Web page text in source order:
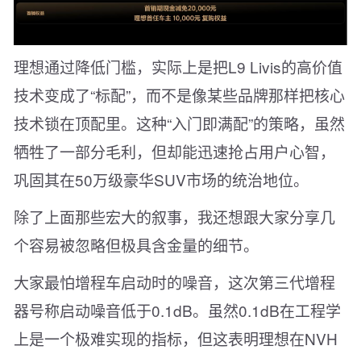
理想通过降低门槛，实际上是把L9 Livis的高价值
技术变成了“标配”，而不是像某些品牌那样把核心
技术锁在顶配里。这种“入门即满配”的策略，虽然
牺牲了一部分毛利，但却能迅速抢占用户心智，
巩固其在50万级豪华SUV市场的统治地位。
除了上面那些宏大的叙事，我还想跟大家分享几
个容易被忽略但极具含金量的细节。
大家最怕增程车启动时的噪音，这次第三代增程
器号称启动噪音低于0.1dB。虽然0.1dB在工程学
上是一个极难实现的指标，但这表明理想在NVH